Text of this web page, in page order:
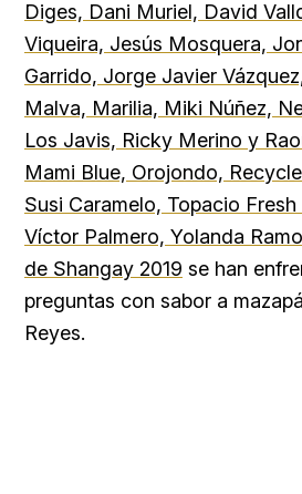
Diges, Dani Muriel, David
Viqueira, Jesús Mosquera,
Garrido, Jorge Javier
Malva, Marilia, Miki Núñez,
Los Javis, Ricky Merino y
Mami Blue, Orojondo,
Susi Caramelo, Topacio
Víctor Palmero, Yolanda
de Shangay 2019 se han
preguntas con sabor a
Reyes.